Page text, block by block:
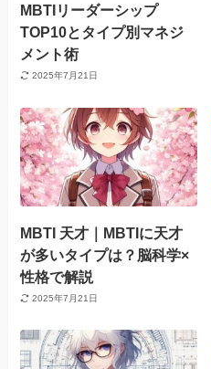
MBTIリーダーシップ
TOP10とタイプ別マネジ
メント術
2025年7月21日
MBTI 天才｜MBTIに天才
が多いタイプは？脳科学×
性格で解説
2025年7月21日